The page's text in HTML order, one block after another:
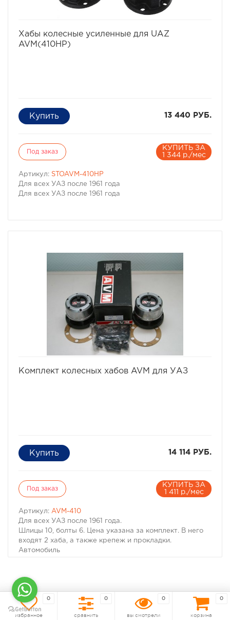
Хабы колесные усиленные для UAZ
AVM(410HP)
13 440 РУБ.
Под заказ
КУПИТЬ ЗА
1 344 р./мес
Артикул: STOAVM-410HP
Для всех УАЗ после 1961 года
Для всех УАЗ после 1961 года
Комплект колесных хабов AVM для УАЗ
14 114 РУБ.
Под заказ
КУПИТЬ ЗА
1 411 р./мес
Артикул: AVM-410
Для всех УАЗ после 1961 года.
Шлицы 10, болты 6. Цена указана за комплект. В него
входят 2 хаба, а также крепеж и прокладки.
Автомобиль
Болты
ЦПО (mm)
AVM
Service Kit
УАЗ
0
избранное
0
сравнить
0
вы смотрели
0
корзина